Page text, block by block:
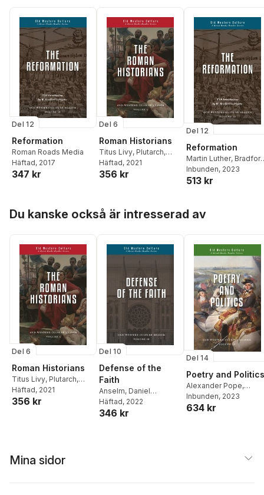
Del 12
Reformation
Roman Roads Media
Häftad, 2017
347 kr
Del 6
Roman Historians
Titus Livy, Plutarch,
Daniel Foucachon
Häftad, 2021
356 kr
Del 12
Reformation
Martin Luther,
Littlejohn
Inbunden, 2023
513 kr
Du kanske också är intresserad av
Del 6
Roman Historians
Titus Livy, Plutarch,
Daniel Foucachon
Häftad, 2021
356 kr
Del 10
Defense of the
Faith
Anselm, Daniel
Foucachon
Häftad, 2022
346 kr
Del 14
Poetry and Politics
Alexander Pope,
Edmund Burke,
Foucachon
Inbunden, 2023
634 kr
Mina sidor